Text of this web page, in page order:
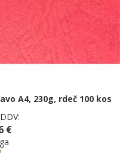
A4, 230g, rdeč 100 kos
€